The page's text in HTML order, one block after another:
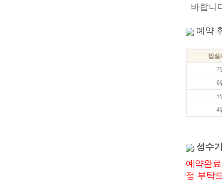
바랍니
예약
입실
7
6
5
4
성수
예약완
정 부탁